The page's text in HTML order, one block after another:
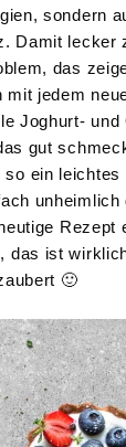
sondern
Damit lecker
das
mit jedem
Joghurt- und
gut
so ein
unheimlich
Rezept
das ist
🙂